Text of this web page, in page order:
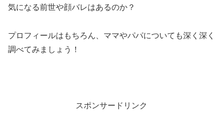
気になる前世や顔バレはあるのか？
プロフィールはもちろん、ママやパパについても深く深く
調べてみましょう！
スポンサードリンク